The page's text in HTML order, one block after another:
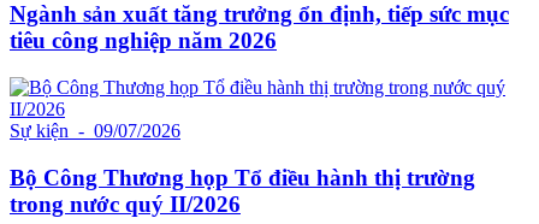
Ngành sản xuất tăng trưởng ổn định, tiếp sức mục
tiêu công nghiệp năm 2026
Sự kiện - 09/07/2026
Bộ Công Thương họp Tổ điều hành thị trường
trong nước quý II/2026